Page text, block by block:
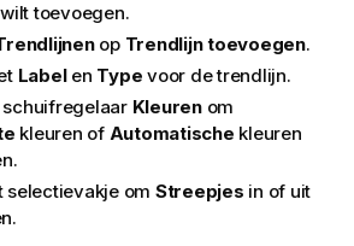
toevoegen.
op Trendlijn toevoegen.
Labelen Type voor de trendlijn.
schuifregelaar Kleurenom
kleuren of Automatische kleuren
selectievakje om Streepjes in of uit